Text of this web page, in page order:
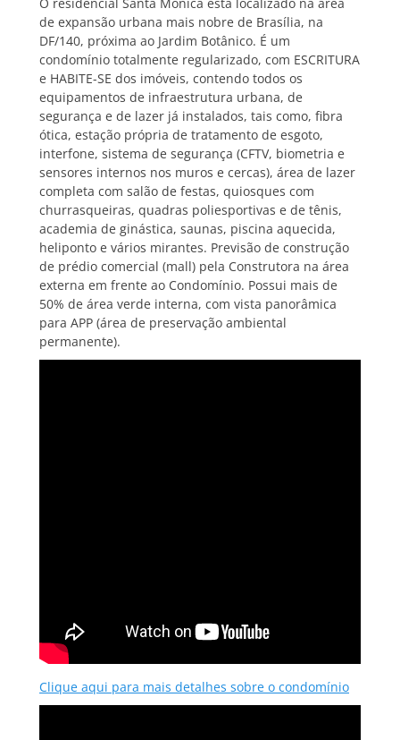
de expansão urbana mais nobre de Brasília, na
DF/140, próxima ao Jardim Botânico. É um
condomínio totalmente regularizado, com ESCRITURA
e HABITE-SE dos imóveis, contendo todos os
equipamentos de infraestrutura urbana, de
segurança e de lazer já instalados, tais como, fibra
ótica, estação própria de tratamento de esgoto,
interfone, sistema de segurança (CFTV, biometria e
sensores internos nos muros e cercas), área de lazer
completa com salão de festas, quiosques com
churrasqueiras, quadras poliesportivas e de tênis,
academia de ginástica, saunas, piscina aquecida,
heliponto e vários mirantes. Previsão de construção
de prédio comercial (mall) pela Construtora na área
externa em frente ao Condomínio. Possui mais de
50% de área verde interna, com vista panorâmica
para APP (área de preservação ambiental
permanente).
Clique aqui para mais detalhes sobre o condomínio